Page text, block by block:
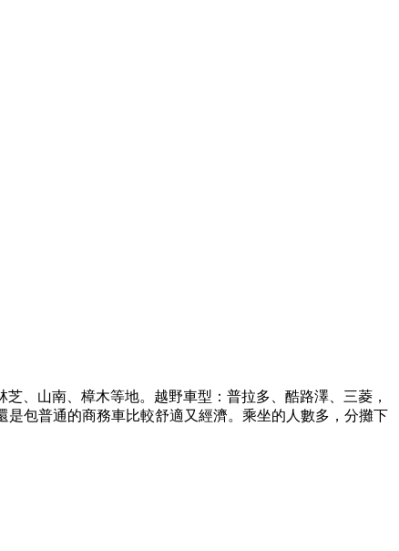
、山南、樟木等地。越野車型：普拉多、酷路澤、三菱，
包普通的商務車比較舒適又經濟。乘坐的人數多，分攤下